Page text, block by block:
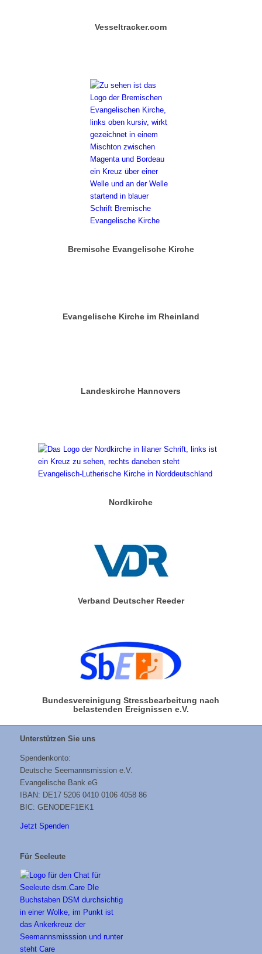
Vesseltracker.com
Bremische Evangelische Kirche
Evangelische Kirche im Rheinland
Landeskirche Hannovers
Nordkirche
Verband Deutscher Reeder
Bundesvereinigung Stressbearbeitung nach
belastenden Ereignissen e.V.
Unterstützen Sie uns
Spendenkonto:
Deutsche Seemannsmission e.V.
Evangelische Bank eG
IBAN: DE17 5206 0410 0106 4058 86
BIC: GENODEF1EK1
Jetzt Spenden
Für Seeleute